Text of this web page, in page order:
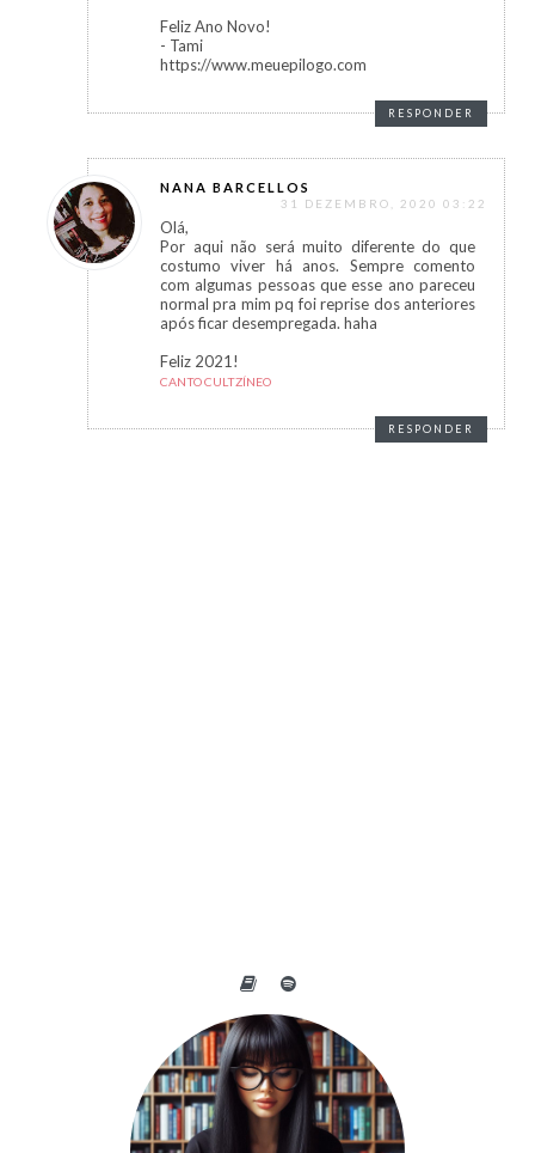
Feliz Ano Novo!
- Tami
https://www.meuepilogo.com
RESPONDER
NANA BARCELLOS
31 DEZEMBRO, 2020 03:22
Olá,
Por aqui não será muito diferente do que
costumo viver há anos. Sempre comento
com algumas pessoas que esse ano pareceu
normal pra mim pq foi reprise dos anteriores
após ficar desempregada. haha
Feliz 2021!
CANTO CULTZÍNEO
RESPONDER